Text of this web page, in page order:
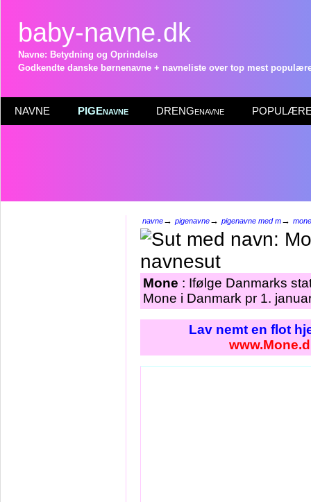
baby-navne.dk
Navne: Betydning og Oprindelse
Godkendte danske børnenavne + navneliste over top mest
NAVNE PIGEnavne DRENGenavne POPULÆRE
navne→ pigenavne→ pigenavne med m→ mone
Mone : Ifølge Danmarks
Mone i Danmark pr 1.
Lav nemt en flot